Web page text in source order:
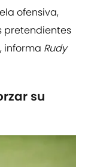
ofensiva,
pretendientes
informa Rudy
su